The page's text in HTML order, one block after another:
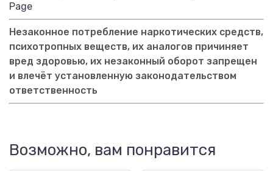
Page
Незаконное потребление наркотических средств,
психотропных веществ, их аналогов причиняет
вред здоровью, их незаконный оборот запрещен
и влечёт установленную законодательством
ответственность
Возможно, вам понравится